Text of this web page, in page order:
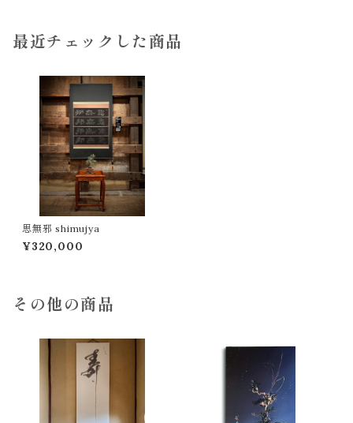
最近チェックした商品
思無邪 shimujya
¥320,000
その他の商品